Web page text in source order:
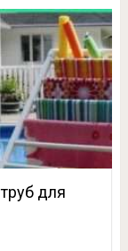
для